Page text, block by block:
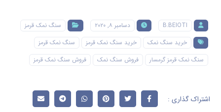
B.BEIOTI دسامبر ۸, ۲۰۲۰
سنگ نمک قرمز
خرید سنگ نمک
خرید سنگ نمک قرمز
سنگ نمک قرمز
سنگ نمک قرمز گرمسار
فروش سنگ نمک فروش سنگ نمک قرمز